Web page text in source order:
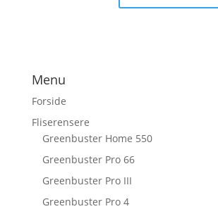
Menu
Forside
Fliserensere
Greenbuster Home 550
Greenbuster Pro 66
Greenbuster Pro III
Greenbuster Pro 4